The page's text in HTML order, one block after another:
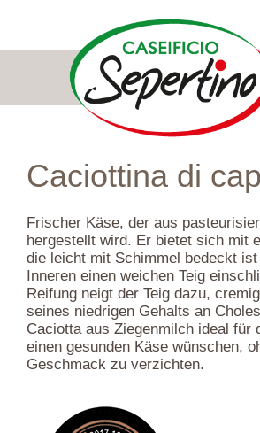
Caciottina di
Frischer Käse, der aus
hergestellt wird. Er bietet sich mit
die leicht mit Schimmel bedeckt
Inneren einen weichen Teig
Reifung neigt der Teig dazu,
seines niedrigen Gehalts an
Caciotta aus Ziegenmilch ideal für
einen gesunden Käse wünschen,
Geschmack zu verzichten.